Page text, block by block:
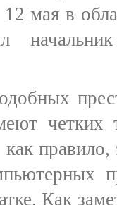
мая в
четких
правило,
Как